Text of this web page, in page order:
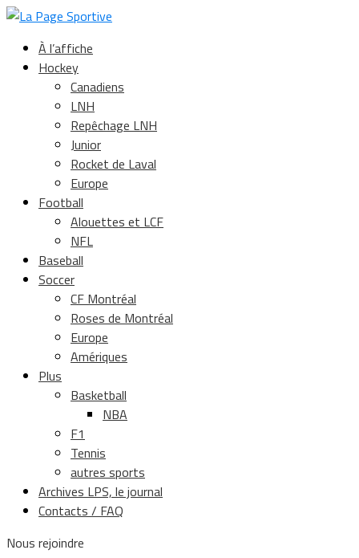
À l’affiche
Hockey
Canadiens
LNH
Repêchage LNH
Junior
Rocket de Laval
Europe
Football
Alouettes et LCF
NFL
Baseball
Soccer
CF Montréal
Roses de Montréal
Europe
Amériques
Plus
Basketball
NBA
F1
Tennis
autres sports
Archives LPS, le journal
Contacts / FAQ
Nous rejoindre